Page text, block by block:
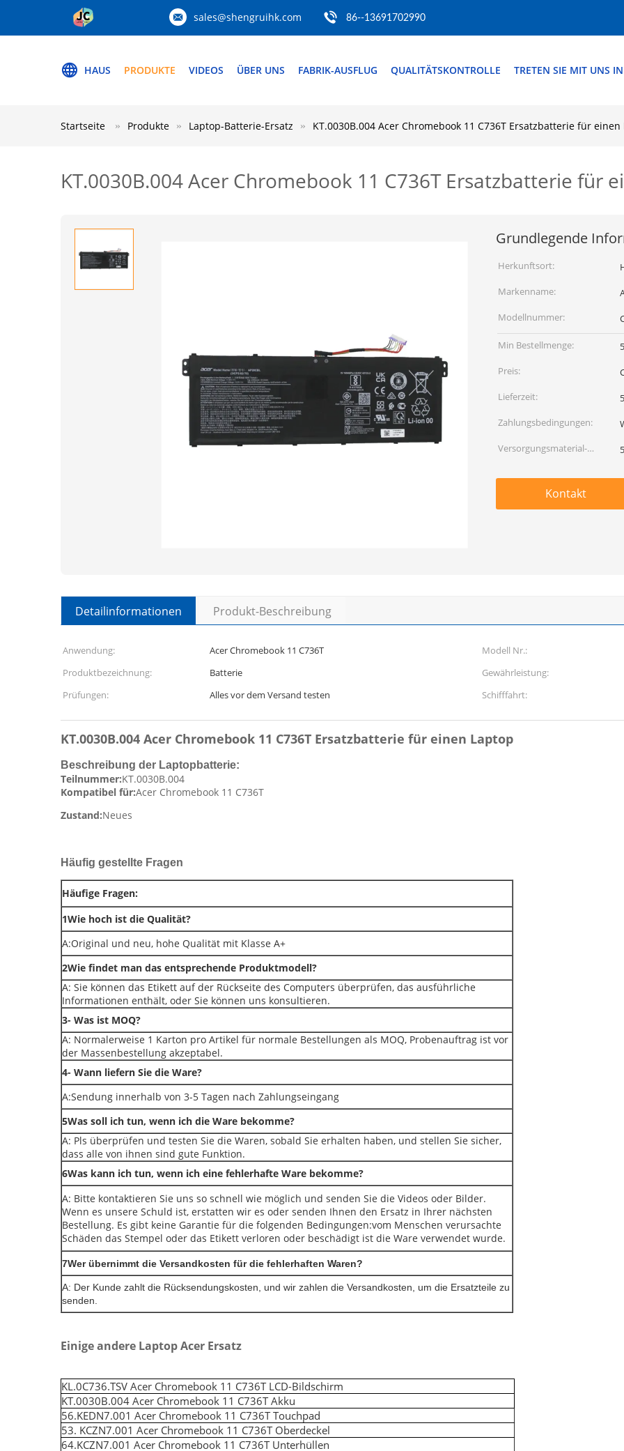
sales@shengruihk.com 86--13691702990
HAUS PRODUKTE VIDEOS ÜBER UNS FABRIK-AUSFLUG QUALITÄTSKONTROLLE TRETEN SIE MIT UNS
Startseite Produkte Laptop-Batterie-Ersatz KT.0030B.004 Acer Chromebook 11 C736T Ersatzbatterie für einen
KT.0030B.004 Acer Chromebook 11 C736T Ersatzbatterie für
Grundlegende
Herkunftsort:
Markenname:
Modellnummer:
Min Bestellmenge:
Preis:
Lieferzeit:
Zahlungsbedingungen:
Versorgungsmaterial-
Kontakt
Detailinformationen Produkt-Beschreibung
Anwendung: Acer Chromebook 11 C736T Modell Nr.:
Produktbezeichnung:
Batterie Gewährleistung:
Prüfungen:
Alles vor dem Versand testen Schifffahrt:
KT.0030B.004 Acer Chromebook 11 C736T Ersatzbatterie für einen Laptop
Beschreibung der Laptopbatterie:
Teilnummer:KT.0030B.004
Kompatibel für:Acer Chromebook 11 C736T
Zustand:Neues
Häufig gestellte Fragen
Häufige Fragen:
1Wie hoch ist die Qualität?
A:Original und neu, hohe Qualität mit Klasse A+
2Wie findet man das entsprechende Produktmodell?
A: Sie können das Etikett auf der Rückseite des Computers überprüfen, das ausführliche
Informationen enthält, oder Sie können uns konsultieren.
3- Was ist MOQ?
A: Normalerweise 1 Karton pro Artikel für normale Bestellungen als MOQ, Probenauftrag ist vor
der Massenbestellung akzeptabel.
4- Wann liefern Sie die Ware?
A:Sendung innerhalb von 3-5 Tagen nach Zahlungseingang
5Was soll ich tun, wenn ich die Ware bekomme?
A: Pls überprüfen und testen Sie die Waren, sobald Sie erhalten haben, und stellen Sie sicher,
dass alle von ihnen sind gute Funktion.
6Was kann ich tun, wenn ich eine fehlerhafte Ware bekomme?
A: Bitte kontaktieren Sie uns so schnell wie möglich und senden Sie die Videos oder Bilder.
Wenn es unsere Schuld ist, erstatten wir es oder senden Ihnen den Ersatz in Ihrer nächsten
Bestellung. Es gibt keine Garantie für die folgenden Bedingungen:vom Menschen verursachte
Schäden das Stempel oder das Etikett verloren oder beschädigt ist die Ware verwendet wurde.
7Wer übernimmt die Versandkosten für die fehlerhaften Waren?
A: Der Kunde zahlt die Rücksendungskosten, und wir zahlen die Versandkosten, um die Ersatzteile zu
senden.
Einige andere Laptop Acer Ersatz
KL.0C736.TSV Acer Chromebook 11 C736T LCD-Bildschirm
KT.0030B.004 Acer Chromebook 11 C736T Akku
56.KEDN7.001 Acer Chromebook 11 C736T Touchpad
53. KCZN7.001 Acer Chromebook 11 C736T Oberdeckel
64.KCZN7.001 Acer Chromebook 11 C736T Unterhüllen